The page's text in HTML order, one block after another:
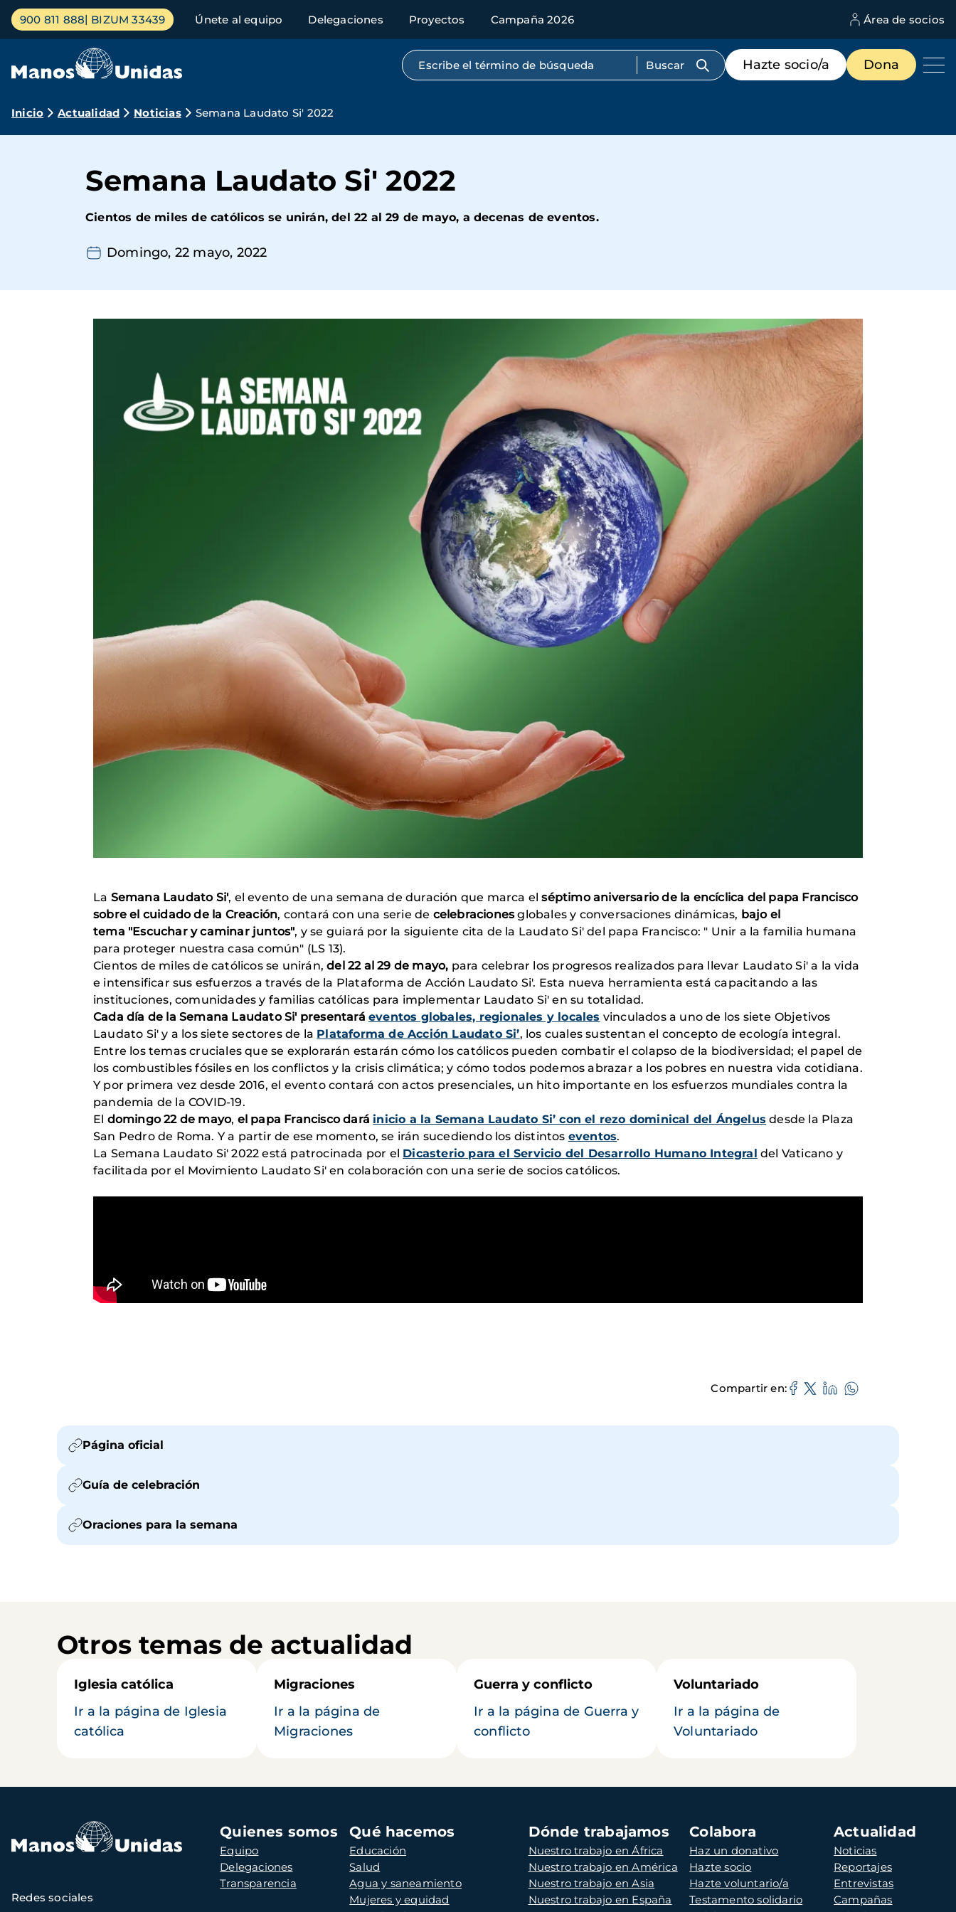
Pasar
contenido
Menú
principal
900 811 888 BIZUM 33439 Únete al equipo Delegaciones Proyectos Campaña 2026 Área de socios
Búsqueda por texto completo
Menú
de
destacados
Hazte socio/a Dona
Ruta
navegación
Inicio Actualidad Noticias Semana Laudato Si' 2022
Semana Laudato Si' 2022
Cientos de miles de católicos se unirán, del 22 al 29 de mayo, a decenas de eventos.
Domingo, 22 mayo, 2022
La Semana Laudato Si', el evento de una semana de duración que marca elséptimo aniversario de la encíclica del papa Francisco
sobre el cuidado de la Creación, contará con una serie de celebracionesglobales y conversaciones dinámicas, bajo el
tema "Escuchar y caminar juntos", y se guiará por la siguiente cita de la Laudato Si' del papa Francisco: " Unir a la familia humana
para proteger nuestra casa común" (LS 13).
Cientos de miles de católicos se unirán,del 22 al 29 de mayo, para celebrar los progresos realizados para llevar Laudato Si' a la vida
e intensificar sus esfuerzos a través de la Plataforma de Acción Laudato Si'. Esta nueva herramienta está capacitando a las
instituciones, comunidades y familias católicas para implementar Laudato Si' en su totalidad.
Cada día de la Semana Laudato Si' presentará eventos globales, regionales y locales vinculados a uno de los siete Objetivos
Laudato Si' y a los siete sectores de la Plataforma de Acción Laudato Si’, los cuales sustentan el concepto de ecología integral.
Entre los temas cruciales que se explorarán estarán cómo los católicos pueden combatir el colapso de la biodiversidad; el papel de
los combustibles fósiles en los conflictos y la crisis climática; y cómo todos podemos abrazar a los pobres en nuestra vida cotidiana.
Y por primera vez desde 2016, el evento contará con actos presenciales, un hito importante en los esfuerzos mundiales contra la
pandemia de la COVID-19.
El domingo 22 de mayo, el papa Francisco dará inicio a la Semana Laudato Si’ con el rezo dominical del Ángelus desde la Plaza
San Pedro de Roma. Y a partir de ese momento, se irán sucediendo los distintos eventos.
La Semana Laudato Si' 2022 está patrocinada por el Dicasterio para el Servicio del Desarrollo Humano Integral del Vaticano y
facilitada por el Movimiento Laudato Si' en colaboración con una serie de socios católicos.
Compartir en
Página oficial
Guía de celebración
Oraciones para la semana
Otros temas de actualidad
Iglesia católica
Ir a la página de Iglesia
católica
Migraciones
Ir a la página de
Migraciones
Guerra y conflicto
Ir a la página de Guerra y
conflicto
Voluntariado
Ir a la página de
Voluntariado
Navegación
principal
Quienes somos
Equipo
Delegaciones
Transparencia
Qué hacemos
Educación
Salud
Agua y saneamiento
Mujeres y equidad
Dónde trabajamos
Nuestro trabajo en África
Nuestro trabajo en América
Nuestro trabajo en Asia
Nuestro trabajo en España
Colabora
Haz un donativo
Hazte socio
Hazte voluntario/a
Testamento solidario
Actualidad
Noticias
Reportajes
Entrevistas
Campañas
Redes sociales